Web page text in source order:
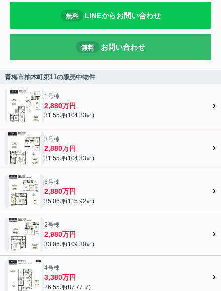
無料 LINEからお問い合わせ
無料 お問い合わせ
青梅市柚木町第11の販売中物件
1号棟
2,880万円
31.55坪(104.33㎡)
3号棟
2,880万円
31.55坪(104.33㎡)
6号棟
2,880万円
35.06坪(115.92㎡)
2号棟
2,980万円
33.06坪(109.30㎡)
4号棟
3,380万円
26.55坪(87.77㎡)